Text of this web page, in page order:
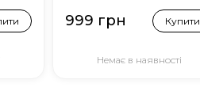
999 грн Купити
Немає в наявності